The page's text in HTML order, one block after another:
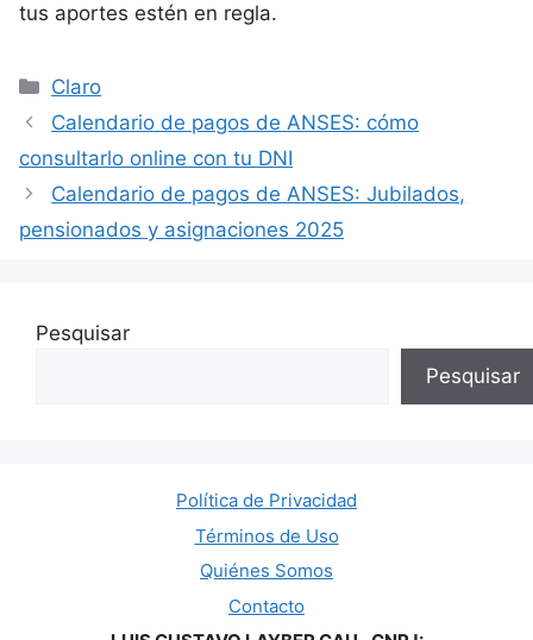
tus aportes estén en regla.
Categorías
Claro
Calendario de pagos de ANSES: cómo
consultarlo online con tu DNI
Calendario de pagos de ANSES: Jubilados,
pensionados y asignaciones 2025
Pesquisar
Pesquisar
Política de Privacidad
Términos de Uso
Quiénes Somos
Contacto